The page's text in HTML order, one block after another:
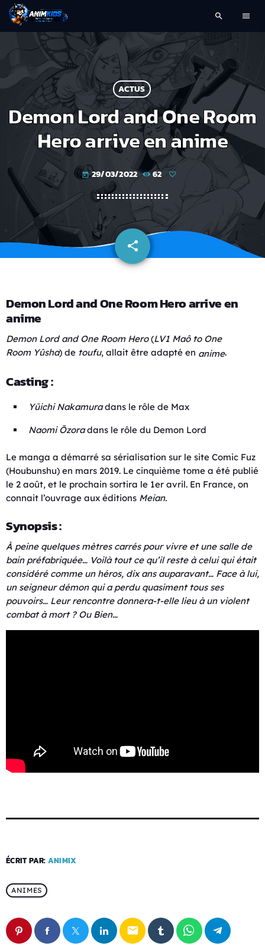
search menu
ACTUS
Demon Lord and One Room
Hero arrive en anime
today 29/03/2022 62
share
email
Demon Lord and One Room Hero arrive en
anime
Demon Lord and One RoomHero(LV1 Maô to One
RoomYûsha) de toufu, allait être adapté en anime.
Casting :
Yūichi Nakamuradans le rôle de Max
Naomi Ōzoradans le rôle du Demon Lord
Le manga a démarré sa sérialisation sur le site Comic Fuz
(Houbunshu) en mars 2019. Le cinquième tome a été publié
le 2 août, et le prochain sortira le 1er avril. En France, on
connait l’ouvrage aux éditions Meian.
Synopsis :
À peine quelques mètres carrés pour vivre et une salle de
bain préfabriquée… Voilà tout ce qu’il reste à celui qui était
considéré comme un héros, dix ans auparavant… Face à lui,
un seigneur démon qui a perdu quasiment tous ses
pouvoirs… Leur rencontre donnera-t-elle lieu à un violent
combat à mort ? Ou Bien…
ÉCRIT PAR: ANIMIX
ANIMES
email